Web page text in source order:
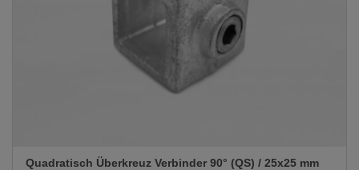
Quadratisch Überkreuz Verbinder 90° (QS) / 25x25 mm